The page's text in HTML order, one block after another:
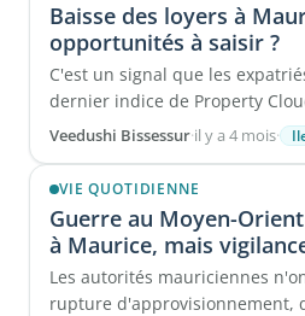
Baisse des loyers à
opportunités à saisir ?
C'est un signal que les
dernier indice de Property
aux étrangers ...
Veedushi Bissessur·il y a 4 mois·
VIE QUOTIDIENNE
Guerre au Moyen-
à Maurice, mais
Les autorités mauriciennes
rupture d'approvisionnement,